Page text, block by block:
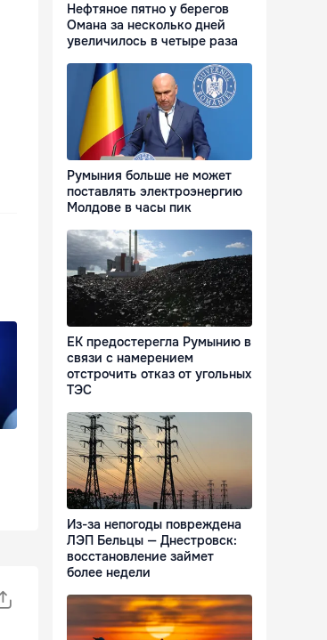
Нефтяное пятно у берегов
Омана за несколько дней
увеличилось в четыре раза
Румыния больше не может
поставлять электроэнергию
Молдове в часы пик
ЕК предостерегла Румынию в
связи с намерением
отстрочить отказ от угольных
ТЭС
Из-за непогоды повреждена
ЛЭП Бельцы — Днестровск:
восстановление займет
более недели